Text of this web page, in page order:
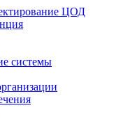
ЦОД
системы